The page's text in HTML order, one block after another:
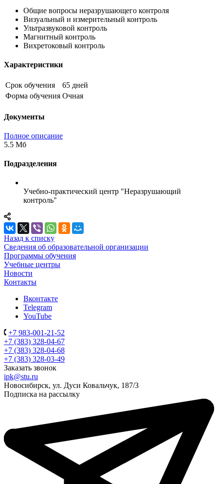
Общие вопросы неразрушающего контроля
Визуальный и измерительный контроль
Ультразвуковой контроль
Магнитный контроль
Вихретоковый контроль
Характеристики
Срок обучения
65 дней
Форма обучения Очная
Документы
Полное описание
5.5 Мб
Подразделения
Учебно-практический центр "Неразрушающий
контроль"
Назад к списку
Сведения об образовательной организации
Программы обучения
Учебные центры
Новости
Контакты
Вконтакте
Telegram
YouTube
+7 983-001-21-52
+7 (383) 328-04-67
+7 (383) 328-04-68
+7 (383) 328-03-49
Заказать звонок
ipk@stu.ru
Новосибирск, ул. Дуси Ковальчук, 187/3
Подписка на рассылку